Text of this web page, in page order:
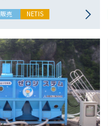
販売 NETIS